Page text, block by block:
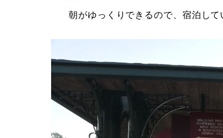
朝がゆっくりできるので、宿泊し